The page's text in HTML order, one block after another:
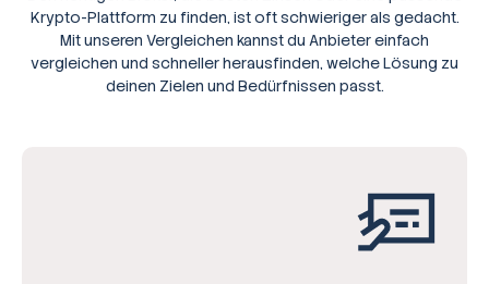
Krypto-Plattform zu finden, ist oft schwieriger als gedacht.
Mit unseren Vergleichen kannst du Anbieter einfach
vergleichen und schneller herausfinden, welche Lösung zu
deinen Zielen und Bedürfnissen passt.